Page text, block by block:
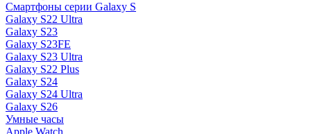
Смартфоны серии Galaxy S
Galaxy S22 Ultra
Galaxy S23
Galaxy S23FE
Galaxy S23 Ultra
Galaxy S22 Plus
Galaxy S24
Galaxy S24 Ultra
Galaxy S26
Умные часы
Apple Watch